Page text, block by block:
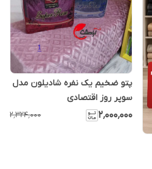
پتو ضخیم یک نفره شادیلون مدل
سوپر روز اقتصادی
۲٬۰۰۰٬۰۰۰ ۲٬۳۲۴٬۰۰۰